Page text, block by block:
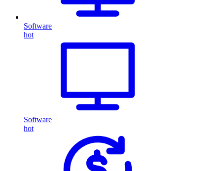
Software
hot
Software
hot